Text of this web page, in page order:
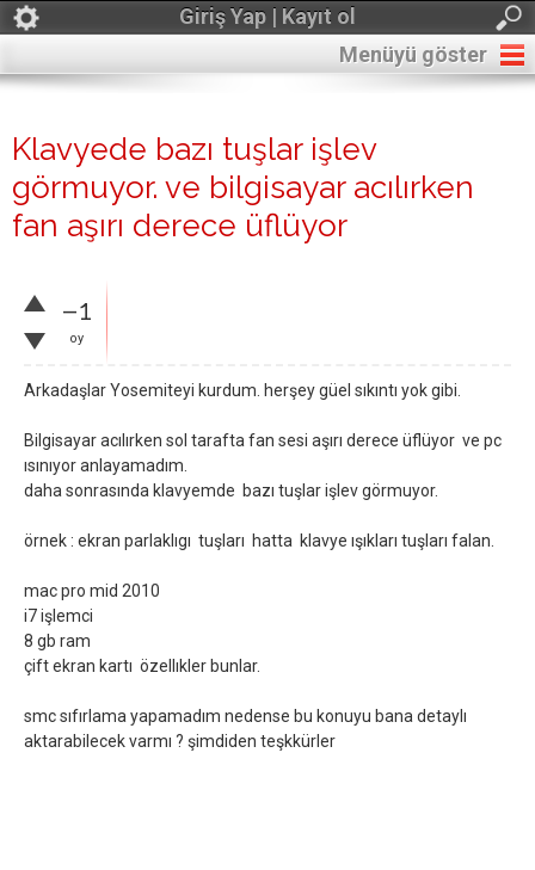
Giriş Yap | Kayıt ol
Menüyü göster
Klavyede bazı tuşlar işlev
görmuyor. ve bilgisayar acılırken
fan aşırı derece üflüyor
–1
oy
Arkadaşlar Yosemiteyi kurdum. herşey güel sıkıntı yok gibi.
Bilgisayar acılırken sol tarafta fan sesi aşırı derece üflüyor ve pc
ısınıyor anlayamadım.
daha sonrasında klavyemde bazı tuşlar işlev görmuyor.
örnek : ekran parlaklıgı tuşları hatta klavye ışıkları tuşları falan.
mac pro mid 2010
i7 işlemci
8 gb ram
çift ekran kartı özellıkler bunlar.
smc sıfırlama yapamadım nedense bu konuyu bana detaylı
aktarabilecek varmı ? şimdiden teşkkürler